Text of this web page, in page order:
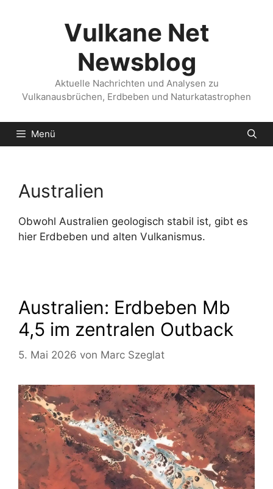
Vulkane Net
Newsblog
Aktuelle Nachrichten und Analysen zu
Vulkanausbrüchen, Erdbeben und Naturkatastrophen
Menü
Australien
Obwohl Australien geologisch stabil ist, gibt es
hier Erdbeben und alten Vulkanismus.
Australien: Erdbeben Mb
4,5 im zentralen Outback
5. Mai 2026 von Marc Szeglat